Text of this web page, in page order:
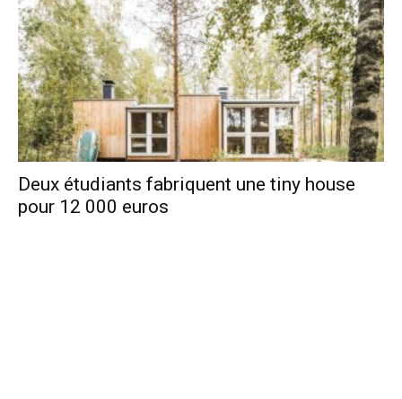
Deux étudiants fabriquent une tiny house
pour 12 000 euros